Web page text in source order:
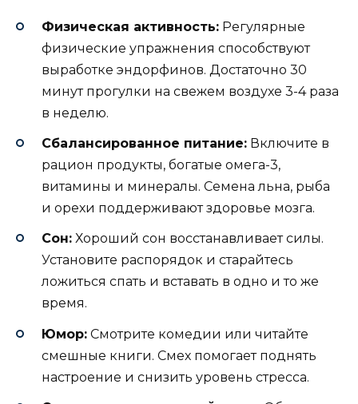
Физическая активность: Регулярные
физические упражнения способствуют
выработке эндорфинов. Достаточно 30
минут прогулки на свежем воздухе 3-4 раза
в неделю.
Сбалансированное питание: Включите в
рацион продукты, богатые омега-3,
витамины и минералы. Семена льна, рыба
и орехи поддерживают здоровье мозга.
Сон: Хороший сон восстанавливает силы.
Установите распорядок и старайтесь
ложиться спать и вставать в одно и то же
время.
Юмор: Смотрите комедии или читайте
смешные книги. Смех помогает поднять
настроение и снизить уровень стресса.